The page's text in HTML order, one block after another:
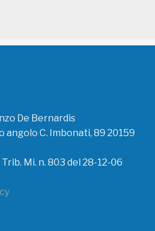
De Bernardis
angolo C. Imbonati, 89 20159
Mi. n. 803 del 28-12-06